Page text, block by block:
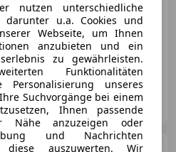
Diesel 100 kW (136 PS)
nutzen unterschiedliche
darunter u.a. Cookies und
Webseite, um Ihnen
anzubieten und ein
zu gewährleisten.
Funktionalitäten
unseres
Suchvorgänge bei einem
Ihnen passende
Nähe anzuzeigen oder
und Nachrichten
diese auszuwerten. Wir